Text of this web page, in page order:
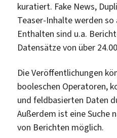
kuratiert. Fake News,
Teaser-Inhalte werden so
Enthalten sind u.a.
Datensätze von über
Die Veröffentlichungen
booleschen Operatoren,
und feldbasierten Daten
Außerdem ist eine Suche
von Berichten möglich.